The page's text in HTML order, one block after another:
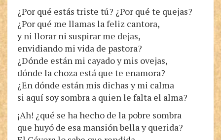
¿Por qué estás triste tú? ¿Por qué te quejas?
¿Por qué me llamas la feliz cantora,
y ni llorar ni suspirar me dejas,
envidiando mi vida de pastora?
¿Dónde están mi cayado y mis ovejas,
dónde la choza está que te enamora?
¿En dónde están mis dichas y mi calma
si aquí soy sombra a quien le falta el alma?
¡Ah! ¿qué se ha hecho de la pobre sombra
que huyó de esa mansión bella y querida?